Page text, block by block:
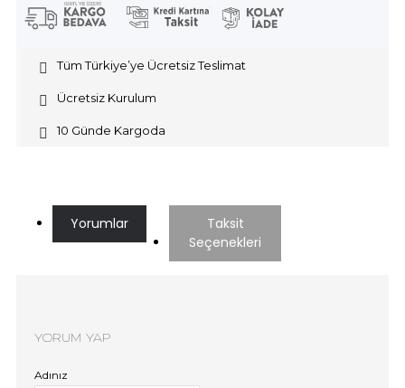
Tüm Türkiye’ye Ücretsiz Teslimat
Ücretsiz Kurulum
10 Günde Kargoda
Yorumlar
Taksit
Seçenekleri
YORUM YAP
Adınız